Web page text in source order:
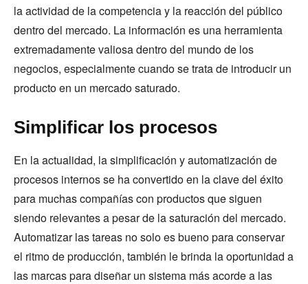
la actividad de la competencia y la reacción del público
dentro del mercado. La información es una herramienta
extremadamente valiosa dentro del mundo de los
negocios, especialmente cuando se trata de introducir un
producto en un mercado saturado.
Simplificar los procesos
En la actualidad, la simplificación y automatización de
procesos internos se ha convertido en la clave del éxito
para muchas compañías con productos que siguen
siendo relevantes a pesar de la saturación del mercado.
Automatizar las tareas no solo es bueno para conservar
el ritmo de producción, también le brinda la oportunidad a
las marcas para diseñar un sistema más acorde a las